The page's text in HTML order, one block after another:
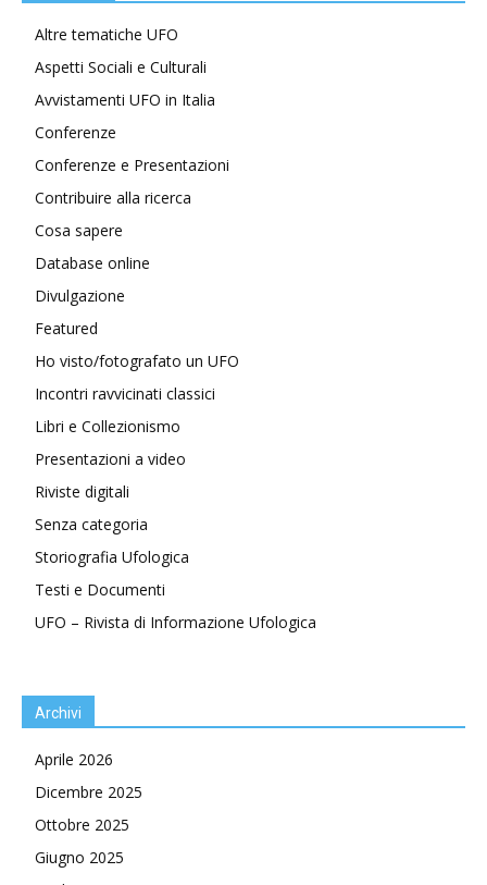
Altre tematiche UFO
Aspetti Sociali e Culturali
Avvistamenti UFO in Italia
Conferenze
Conferenze e Presentazioni
Contribuire alla ricerca
Cosa sapere
Database online
Divulgazione
Featured
Ho visto/fotografato un UFO
Incontri ravvicinati classici
Libri e Collezionismo
Presentazioni a video
Riviste digitali
Senza categoria
Storiografia Ufologica
Testi e Documenti
UFO – Rivista di Informazione Ufologica
Archivi
Aprile 2026
Dicembre 2025
Ottobre 2025
Giugno 2025